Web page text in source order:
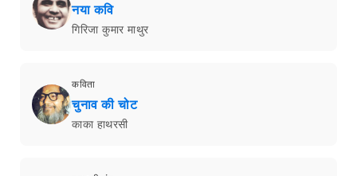
नया कवि
गिरिजा कुमार माथुर
कविता
चुनाव की चोट
काका हाथरसी